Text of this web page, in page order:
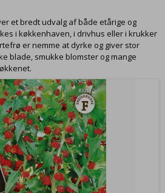
et bredt udvalg af både etårige og
i køkkenhaven, i drivhus eller i krukker
er nemme at dyrke og giver stor
blade, smukke blomster og mange